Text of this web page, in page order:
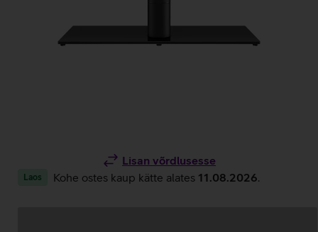
Lisan võrdlusesse
Laos Kohe ostes kaup kätte alates 11.08.2026